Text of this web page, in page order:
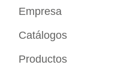
Empresa
Catálogos
Productos